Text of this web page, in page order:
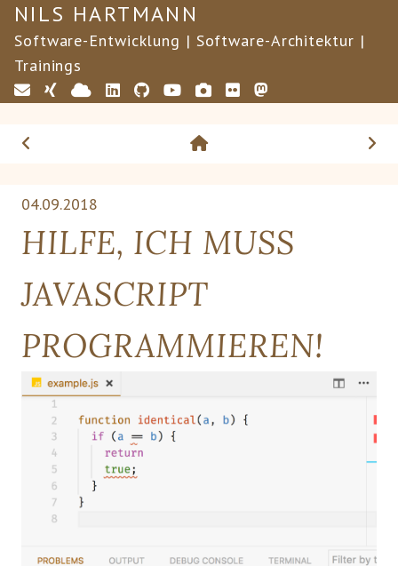
NILS HARTMANN
Software-Entwicklung | Software-Architektur |
Trainings
04.09.2018
HILFE, ICH MUSS
JAVASCRIPT
PROGRAMMIEREN!